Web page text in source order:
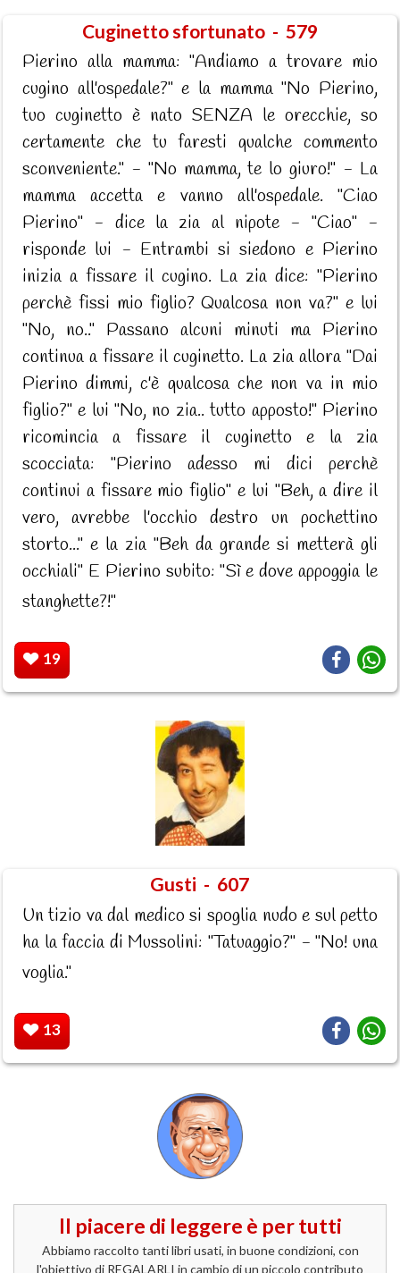
Cuginetto sfortunato - 579
Pierino alla mamma: "Andiamo a trovare mio
cugino all'ospedale?" e la mamma "No Pierino,
tuo cuginetto è nato SENZA le orecchie, so
certamente che tu faresti qualche commento
sconveniente." - "No mamma, te lo giuro!" - La
mamma accetta e vanno all'ospedale. "Ciao
Pierino" - dice la zia al nipote - "Ciao" -
risponde lui - Entrambi si siedono e Pierino
inizia a fissare il cugino. La zia dice: "Pierino
perchè fissi mio figlio? Qualcosa non va?" e lui
"No, no.." Passano alcuni minuti ma Pierino
continua a fissare il cuginetto. La zia allora "Dai
Pierino dimmi, c'è qualcosa che non va in mio
figlio?" e lui "No, no zia.. tutto apposto!" Pierino
ricomincia a fissare il cuginetto e la zia
scocciata: "Pierino adesso mi dici perchè
continui a fissare mio figlio" e lui "Beh, a dire il
vero, avrebbe l'occhio destro un pochettino
storto..." e la zia "Beh da grande si metterà gli
occhiali" E Pierino subito: "Sì e dove appoggia le
stanghette?!"
19
Gusti - 607
Un tizio va dal medico si spoglia nudo e sul petto
ha la faccia di Mussolini: "Tatuaggio?" - "No! una
voglia."
13
Il piacere di leggere è per tutti
Abbiamo raccolto tanti libri usati, in buone condizioni, con
l'obiettivo di REGALARLI in cambio di un piccolo contributo